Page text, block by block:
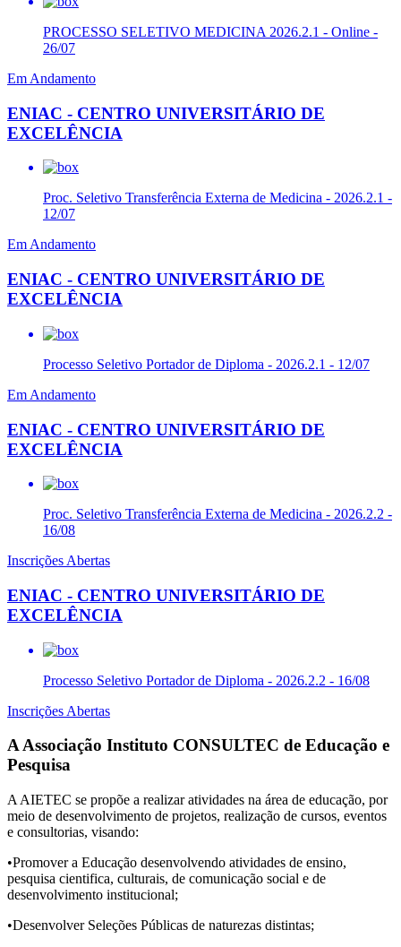
PROCESSO SELETIVO MEDICINA 2026.2.1 - Online -
26/07
Em Andamento
ENIAC - CENTRO UNIVERSITÁRIO DE
EXCELÊNCIA
Proc. Seletivo Transferência Externa de Medicina - 2026.2.1 -
12/07
Em Andamento
ENIAC - CENTRO UNIVERSITÁRIO DE
EXCELÊNCIA
Processo Seletivo Portador de Diploma - 2026.2.1 - 12/07
Em Andamento
ENIAC - CENTRO UNIVERSITÁRIO DE
EXCELÊNCIA
Proc. Seletivo Transferência Externa de Medicina - 2026.2.2 -
16/08
Inscrições Abertas
ENIAC - CENTRO UNIVERSITÁRIO DE
EXCELÊNCIA
Processo Seletivo Portador de Diploma - 2026.2.2 - 16/08
Inscrições Abertas
A Associação Instituto CONSULTEC de Educação e
Pesquisa
A AIETEC se propõe a realizar atividades na área de educação, por
meio de desenvolvimento de projetos, realização de cursos, eventos
e consultorias, visando:
•Promover a Educação desenvolvendo atividades de ensino,
pesquisa cientifica, culturais, de comunicação social e de
desenvolvimento institucional;
•Desenvolver Seleções Públicas de naturezas distintas;